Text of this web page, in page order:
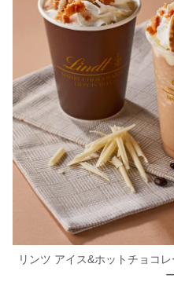
リンツ アイス&ホットチョコ